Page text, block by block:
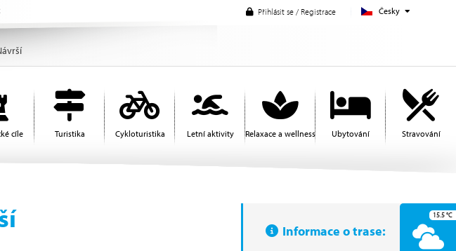
Česky
Přihlásit se / Registrace
cíle Turistika Cykloturistika Letní aktivity Relaxace a wellness Ubytování Stravování
Informace o trase:
15.5°C